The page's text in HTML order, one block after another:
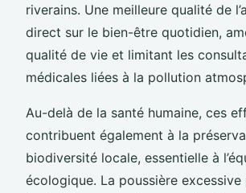
riverains. Une meilleure qualité de
direct sur le bien-être quotidien,
qualité de vie et limitant les
médicales liées à la pollution
Au-delà de la santé humaine, ces
contribuent également à la
biodiversité locale, essentielle à
écologique. La poussière